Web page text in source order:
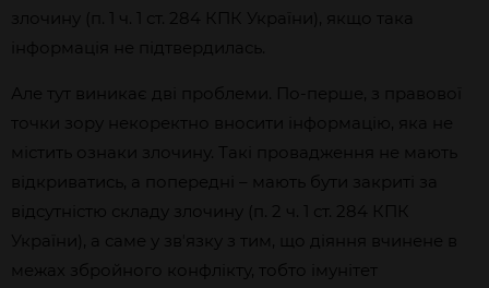
злочину (п. 1 ч. 1 ст. 284 КПК України), якщо така
інформація не підтвердилась.
Але тут виникає дві проблеми. По-перше, з правової
точки зору некоректно вносити інформацію, яка не
містить ознаки злочину. Такі провадження не мають
відкриватись, а попередні – мають бути закриті за
відсутністю складу злочину (п. 2 ч. 1 ст. 284 КПК
України), а саме у звʼязку з тим, що діяння вчинене в
межах збройного конфлікту, тобто імунітет